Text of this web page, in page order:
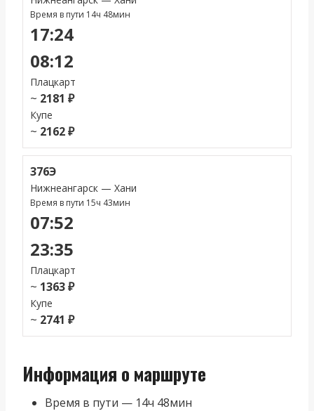
Время в пути 14ч 48мин
17:24
08:12
Плацкарт
~ 2181 ₽
Купе
~ 2162 ₽
376Э
Нижнеангарск — Хани
Время в пути 15ч 43мин
07:52
23:35
Плацкарт
~ 1363 ₽
Купе
~ 2741 ₽
Информация о маршруте
Время в пути — 14ч 48мин